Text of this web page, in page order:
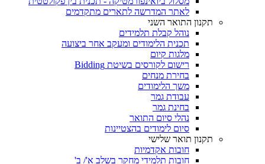
לאתר המדרשה לתארים מתקדמים
תקנון התואר השני
נוהל קבלת תלמידים
תכנית הלימודים ומעקב אחר ביצועה
מלגות קיום
רישום לקורסים בשיטת Bidding
בחירת מנחים
משך הלימודים
עבודת גמר
בחינת גמר
נהלי סיום התואר
סיום לימודים בהצטיינות
תקנון תואר שלישי
חובות אקדמיות
חובות תלמידי מחקר בשלב א'/ ב'